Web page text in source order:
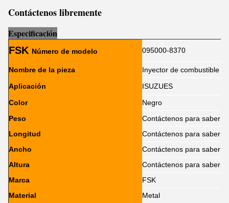
Contáctenos libremente
Especificación
FSK Número de modelo 095000-8370
Nombre de la pieza
Inyector de combustible
Aplicación
ISUZUES
Color
Negro
Peso
Contáctenos para saber
Longitud
Contáctenos para saber
Ancho
Contáctenos para saber
Altura
Contáctenos para saber
Marca
FSK
Material
Metal